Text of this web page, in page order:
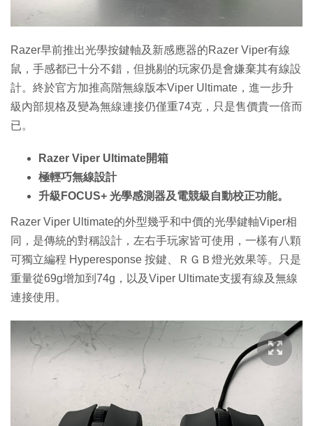
Razer早前推出光學按鍵軸及新感應器的Razer Viper有線
鼠，手感都已十分不錯，但挑剔的玩家仍是會嫌棄其有線設
計。終於官方加推高階無線版本Viper Ultimate，進一步升
級內部規格及變為無線連接仍僅重74克，只是售價貴一倍而
已。
Razer Viper Ultimate開箱
極輕巧無線設計
升級FOCUS+ 光學感測器及電競級自動校正功能。
Razer Viper Ultimate的外型幾乎和中價的光學鍵軸Viper相
同，是傳統的對稱設計，左右手玩家皆可使用，一樣有八顆
可獨立編程 Hyperesponse 按鍵、ＲＧＢ燈光效果等。只是
重量從69g增加到74g，以及Viper Ultimate支援有線及無線
連接使用。